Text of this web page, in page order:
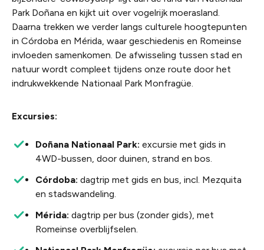
Park Doñana en kijkt uit over vogelrijk moerasland.
Daarna trekken we verder langs culturele hoogtepunten
in Córdoba en Mérida, waar geschiedenis en Romeinse
invloeden samenkomen. De afwisseling tussen stad en
natuur wordt compleet tijdens onze route door het
indrukwekkende Nationaal Park Monfragüe.
Excursies:
Doñana Nationaal Park: excursie met gids in
4WD-bussen, door duinen, strand en bos.
Córdoba: dagtrip met gids en bus, incl. Mezquita
en stadswandeling.
Mérida: dagtrip per bus (zonder gids), met
Romeinse overblijfselen.